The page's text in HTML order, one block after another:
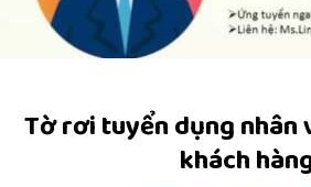
Tờ rơi tuyển dụng nhân
khách